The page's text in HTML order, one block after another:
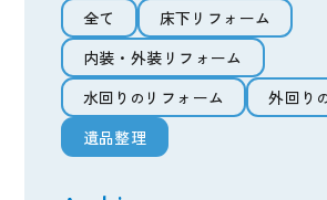
外回り (外構エクステリア)のリフォー
遺品整理
私たちについて
JOY HEARTの6つの強み
全て
全て
床下リフォーム
床下リフォーム
内装・外装リフォーム
内装・外装リフォーム
水回り の リフォーム
水回りのリフォーム
外回り
外回り
遺品整理
遺品整理